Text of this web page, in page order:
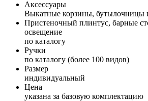
Аксессуары
Выкатные корзины, бутылочницы
Пристеночный плинтус, барные
освещение
по каталогу
Ручки
по каталогу (более 100 видов)
Размер
индивидуальный
Цена
указана за базовую комплектацию